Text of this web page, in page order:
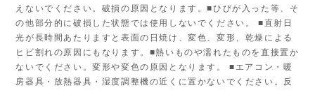
えないでください。破損の原因となります。■ひびが入った等、そ
の他部分的に破損した状態では使用しないでください。 ■直射日
光が長時間あたりますと表面の日焼け、変色、変形、乾燥による
ヒビ割れの原因にもなります。■熱いものや濡れたものを直接置か
ないでください。変形や変色の原因となります。 ■エアコン・暖
房器具・放熱器具・湿度調整機の近くに置かないでください。反